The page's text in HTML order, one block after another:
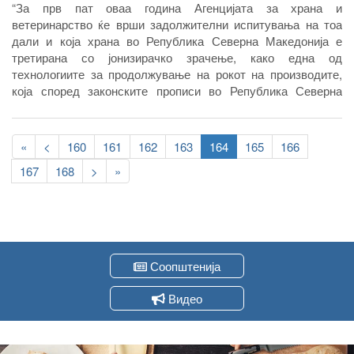
“За прв пат оваа година Агенцијата за храна и
ветеринарство ќе врши задолжителни испитувања на тоа
дали и која храна во Република Северна Македонија е
третирана со јонизирачко зрачење, како една од
технологиите за продолжување на рокот на производите,
која според законските прописи во Република Северна
Почнати се контролите за чаевите и зачините, од домашно
производство и од увоз. Ова се дел од обврските кон
Европската унија од Поглавјето 12, кои се однесуваат на
прашањата дали во Република Северна Македонија има
Pagination
First
page
«
Previous
page
< Page
160 Page
161 Page
162 Page
163
Current
page
164 Page
165 Page
166
Page
167 Page
168
Следна
страна
>
Last
page
»
Соопштенија
Видео